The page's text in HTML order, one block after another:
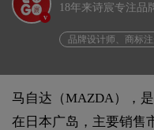
v
18年来诗宸专注品
品牌设计师、商标
马自达（MAZDA），
在日本广岛，主要销售